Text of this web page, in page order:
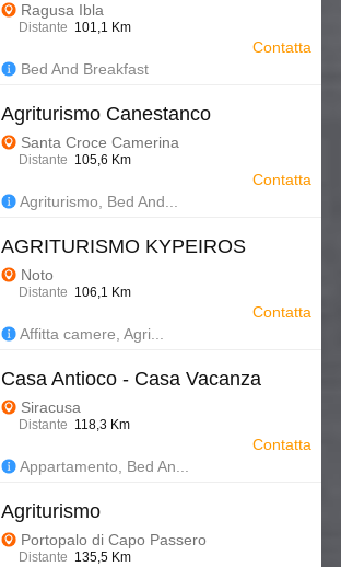
Ragusa Ibla
Distante 101,1 Km
Bed And Breakfast
Contatta
Agriturismo Canestanco
Santa Croce Camerina
Distante 105,6 Km
Agriturismo, Bed And...
Contatta
AGRITURISMO KYPEIROS
Noto
Distante 106,1 Km
Affitta camere, Agri...
Contatta
Casa Antioco - Casa Vacanza
Siracusa
Distante 118,3 Km
Appartamento, Bed An...
Contatta
Agriturismo
Portopalo di Capo Passero
Distante 135,5 Km